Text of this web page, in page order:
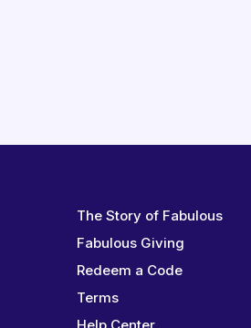
The Story of Fabulous
Fabulous Giving
Redeem a Code
Terms